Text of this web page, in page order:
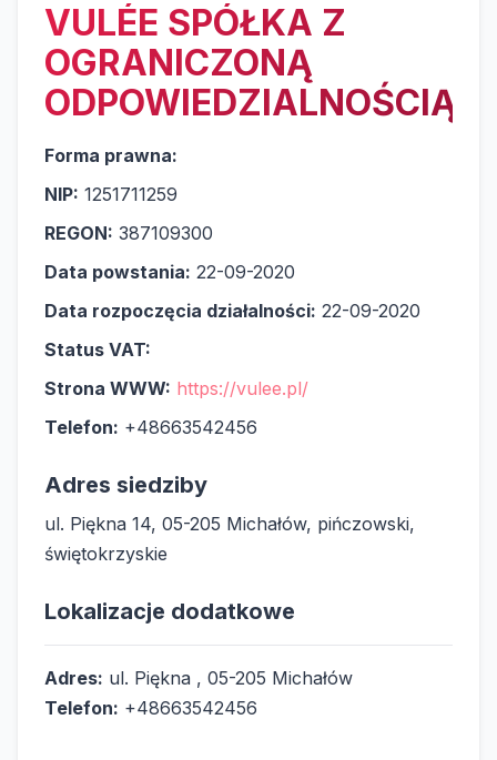
VULÉE SPÓŁKA Z
OGRANICZONĄ
ODPOWIEDZIALNOŚCIĄ
Forma prawna:
NIP: 1251711259
REGON: 387109300
Data powstania: 22-09-2020
Data rozpoczęcia działalności: 22-09-2020
Status VAT:
Strona WWW: https://vulee.pl/
Telefon: +48663542456
Adres siedziby
ul. Piękna 14, 05-205 Michałów, pińczowski,
świętokrzyskie
Lokalizacje dodatkowe
Adres: ul. Piękna , 05-205 Michałów
Telefon: +48663542456